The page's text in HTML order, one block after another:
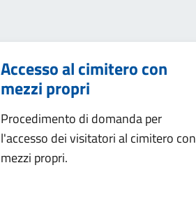
Accesso al cimitero con
mezzi propri
Procedimento di domanda per
l'accesso dei visitatori al cimitero con
mezzi propri.